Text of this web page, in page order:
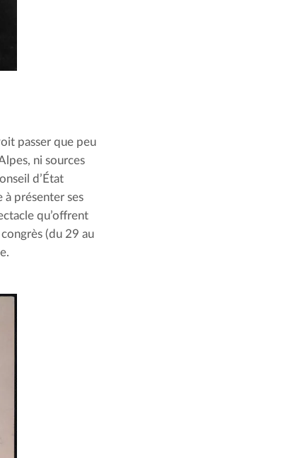
passer que peu
ni sources
d’État
à présenter ses
qu’offrent
(du 29 au